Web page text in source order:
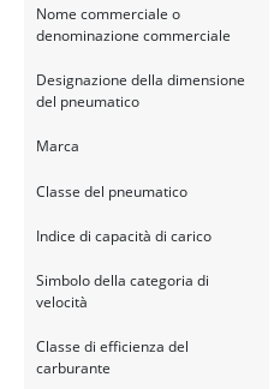
Nome commerciale o
denominazione commerciale
Designazione della dimensione
del pneumatico
Marca
Classe del pneumatico
Indice di capacità di carico
Simbolo della categoria di
velocità
Classe di efficienza del
carburante